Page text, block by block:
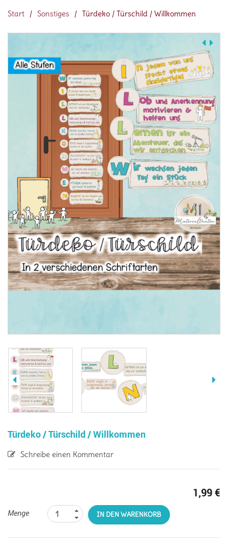
Start / Sonstiges / Türdeko / Türschild / Willkommen
Türdeko / Türschild / Willkommen
Schreibe einen Kommentar
1,99€
Menge IN DEN WARENKORB